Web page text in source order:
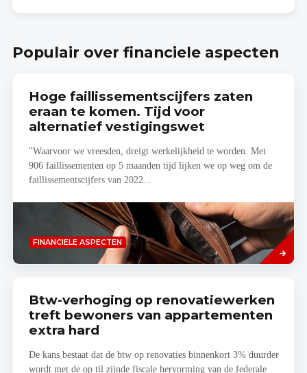
Populair over financiele aspecten
Hoge faillissementscijfers zaten
eraan te komen. Tijd voor
alternatief vestigingswet
"Waarvoor we vreesden, dreigt werkelijkheid te worden. Met
906 faillissementen op 5 maanden tijd lijken we op weg om de
faillissementscijfers van 2022...
FINANCIELE ASPECTEN
Lees
meer
Btw-verhoging op renovatiewerken
treft bewoners van appartementen
extra hard
De kans bestaat dat de btw op renovaties binnenkort 3% duurder
wordt met de op til zijnde fiscale hervorming van de federale